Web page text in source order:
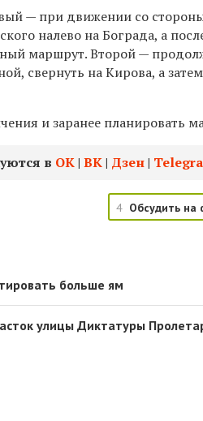
— при движении со
налево на Бограда, а
маршрут. Второй —
свернуть на Кирова, а
и заранее планировать
в ОК| ВК| Дзен|
4 Обсудить на
больше ям
улицы Диктатуры